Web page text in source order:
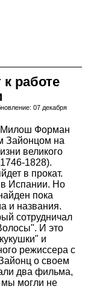
работе
07 декабря
Милош Форман
Зайонцом на
великого
1828).
в прокат.
в Испании. Но
пока
и названия.
сотрудничал
И это
и
режиссера с
о своем
два фильма,
мы могли не